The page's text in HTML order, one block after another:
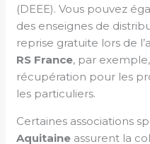
(DEEE). Vous pouvez
des enseignes de
reprise gratuite lors de
RS France, par
récupération pour les
les particuliers.
Certaines associations
Aquitaine assurent la